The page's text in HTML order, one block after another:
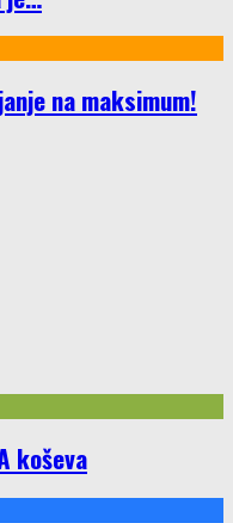
na maksimum!
koševa